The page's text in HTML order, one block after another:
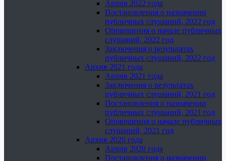
Архив 2022 года
Постановления о назначении
публичных слушаний, 2022 год
Оповещения о начале публичных
слушаний, 2022 год
Заключения о результатах
публичных слушаний, 2022 год
Архив 2021 года
Архив 2021 года
Заключения о результатах
публичных слушаний, 2021 год
Постановления о назначении
публичных слушаний, 2021 год
Оповещения о начале публичных
слушаний, 2021 год
Архив 2020 года
Архив 2020 года
Постановления о назначении